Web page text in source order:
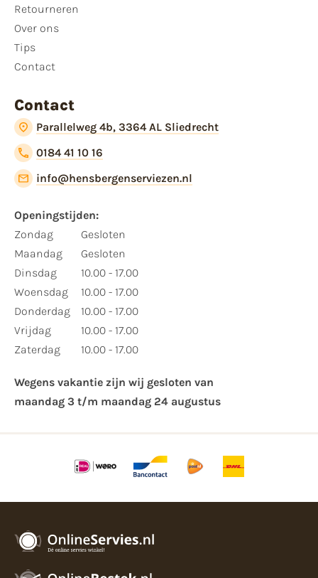
Retourneren
Over ons
Tips
Contact
Contact
Parallelweg 4b, 3364 AL Sliedrecht
0184 41 10 16
info@hensbergenserviezen.nl
Openingstijden:​
​Zondag
Maandag
Dinsdag
Woensdag
Donderdag
Vrijdag
Zaterdag
Gesloten
Gesloten
10.00 - 17.00
10.00 - 17.00
10.00 - 17.00
10.00 - 17.00
10.00 - 17.00
Wegens vakantie zijn wij gesloten van ​
maandag 3 t/m maandag 24 augustus